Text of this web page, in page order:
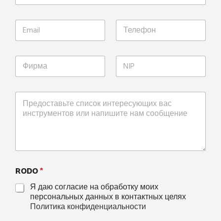
RODO*
Я даю согласие на обработку моих
персональных данных в контактных целях
Политика конфиденциальности